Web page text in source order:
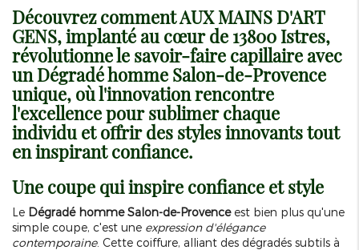
Découvrez comment AUX MAINS D'ART
GENS, implanté au cœur de 13800 Istres,
révolutionne le savoir-faire capillaire avec
unDégradé homme Salon-de-Provence
unique, où l'innovation rencontre
l'excellence pour sublimer chaque
individu et offrir des styles innovants tout
en inspirant confiance.
Une coupe qui inspire confiance et style
Le Dégradé homme Salon-de-Provenceest bien plus qu'une
simple coupe, c'est une expression d'élégance
contemporaine. Cette coiffure, alliant des dégradés subtils à